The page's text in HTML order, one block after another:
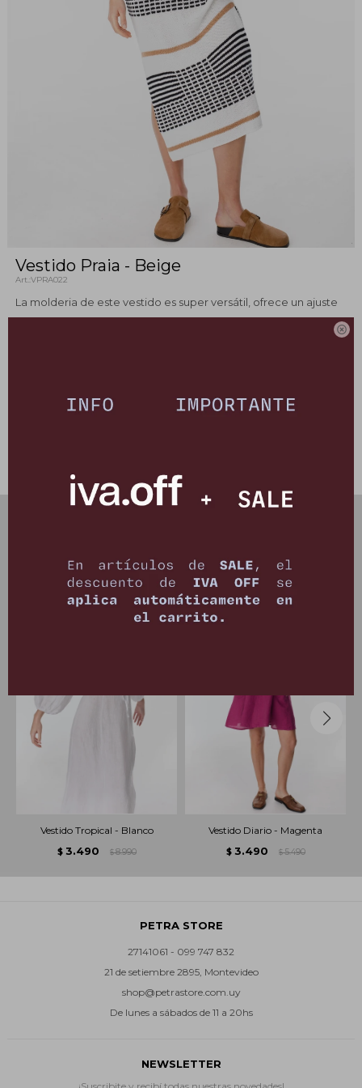

Vestido Praia - Beige
VPRA022
La molderia de este vestido es super versátil, ofrece un ajuste
Vestido Tropical - Blanco
$ 3.490 $ 8.990
Vestido Diario - Magenta
$ 3.490 $ 5.490
PETRA STORE
27141061 - 099 747 832
21 de setiembre 2895, Montevideo
shop@petrastore.com.uy
De lunes a sábados de 11 a 20hs
NEWSLETTER